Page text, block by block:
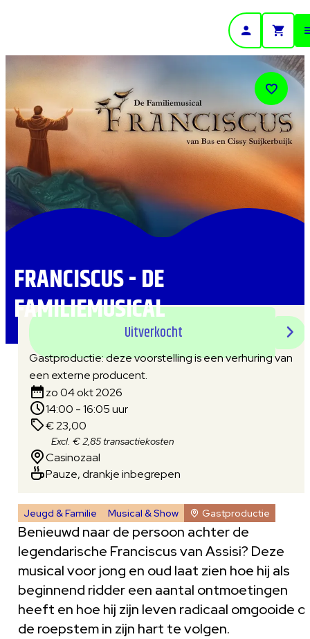
FRANCISCUS - DE
FAMILIEMUSICAL
Jeugd & Familie Musical & Show Gastproductie
Benieuwd naar de persoon achter de
legendarische Franciscus van Assisi? Deze
musical voor jong en oud laat zien hoe hij als
beginnend ridder een aantal ontmoetingen
heeft en hoe hij zijn leven radicaal omgooide
de roepstem in zijn hart te volgen.
Uitverkocht
Gastproductie: deze voorstelling is een verhuring van
een externe producent.
zo 04 okt 2026
14:00 - 16:05 uur
€ 23,00
Excl. € 2,85 transactiekosten
Casinozaal
Pauze, drankje inbegrepen